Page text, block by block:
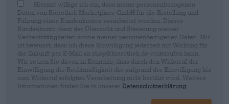
Hiermit willige ich ein, dass meine personenbezogenen
Daten von Bierothek Marketplace GmbH für die Erstellung und
Führung eines Kundenkontos verarbeitet werden. Dieses
Kundenkonto dient der Übersicht und Steuerung meiner
Verkaufstätigkeiten sowie meiner personenbezogenen Daten. Mir
ist bewusst, dass ich diese Einwilligung jederzeit mit Wirkung für
die Zukunft per E-Mail an shop@bierothek.de widerrufen kann.
Wir setzen Sie davon in Kenntnis, dass durch den Widerruf der
Einwilligung die Rechtmäßigkeit der aufgrund der Einwilligung bis
zum Widerruf erfolgten Verarbeitung nicht berührt wird. Weitere
Informationen finden Sie in unserer Datenschutzerklärung